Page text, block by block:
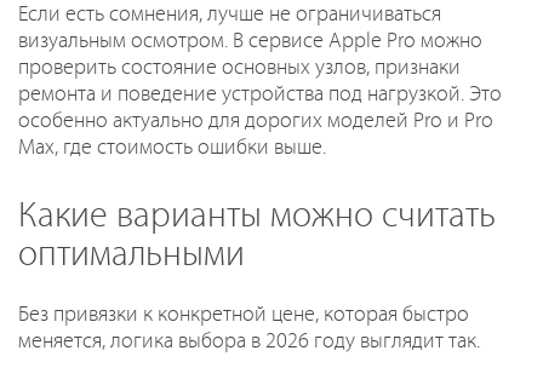
Если есть сомнения, лучше не ограничиваться
визуальным осмотром. В сервисе Apple Pro можно
проверить состояние основных узлов, признаки
ремонта и поведение устройства под нагрузкой. Это
особенно актуально для дорогих моделей Pro и Pro
Max, где стоимость ошибки выше.
Какие варианты можно считать
оптимальными
Без привязки к конкретной цене, которая быстро
меняется, логика выбора в 2026 году выглядит так.